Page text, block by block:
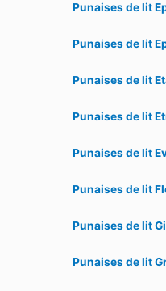
Punaises de lit
Punaises de lit
Punaises de lit
Punaises de lit
Punaises de lit
Punaises de lit
Punaises de lit
Punaises de lit